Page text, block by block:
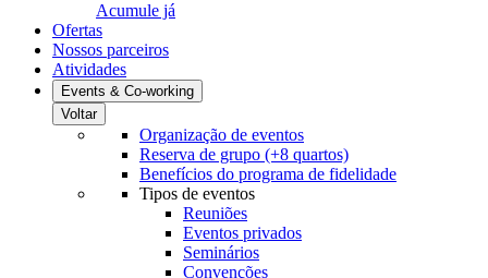
Acumule já
Ofertas
Nossos parceiros
Atividades
Events & Co-working
Voltar
Organização de eventos
Reserva de grupo (+8 quartos)
Benefícios do programa de fidelidade
Tipos de eventos
Reuniões
Eventos privados
Seminários
Convenções